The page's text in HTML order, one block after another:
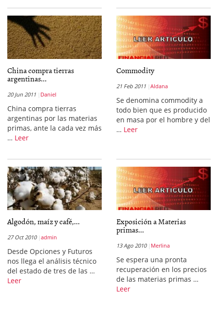
China compra tierras
argentinas...
20 Jun 2011 Daniel
China compra tierras
argentinas por las materias
primas, ante la cada vez más
… Leer
Commodity
21 Feb 2011 Aldana
Se denomina commodity a
todo bien que es producido
en masa por el hombre y del
… Leer
Algodón, maíz y café,...
27 Oct 2010 admin
Desde Opciones y Futuros
nos llega el análisis técnico
del estado de tres de las …
Leer
Exposición a Materias
primas...
13 Ago 2010 Merlina
Se espera una pronta
recuperación en los precios
de las materias primas …
Leer